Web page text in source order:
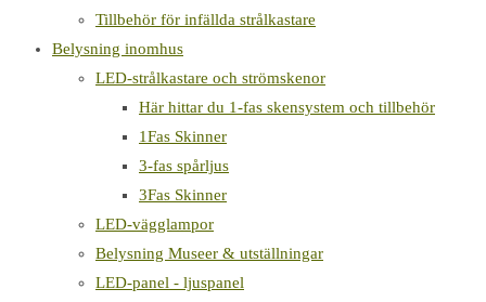
Tillbehör för infällda strålkastare
Belysning inomhus
LED-strålkastare och strömskenor
Här hittar du 1-fas skensystem och tillbehör
1Fas Skinner
3-fas spårljus
3Fas Skinner
LED-vägglampor
Belysning Museer & utställningar
LED-panel - ljuspanel